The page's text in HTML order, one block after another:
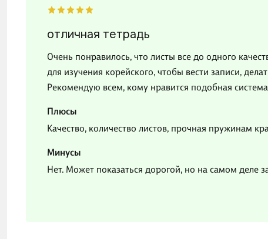
отличная тетрадь
Очень понравилось, что листы все до одного
для изучения корейского, чтобы вести записи,
Рекомендую всем, кому нравится подобная система
Плюсы
Качество, количество листов, прочная пружинам
Минусы
Нет. Может показаться дорогой, но на самом деле